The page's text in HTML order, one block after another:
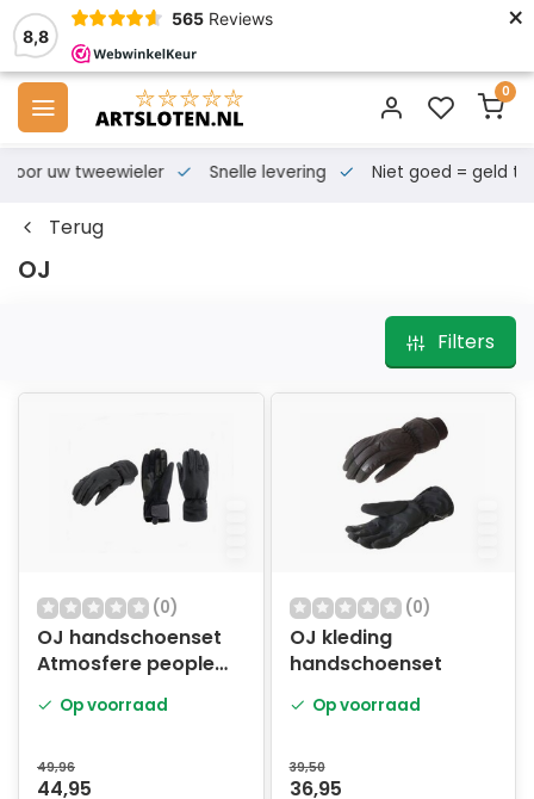
8,8
565 Reviews ×
0
voor uw tweewieler Snelle levering Niet goed = geld
Terug
OJ
Filters
(0)
OJ handschoenset
Atmosfere people
Op voorraad
49,96
44,95
(0)
OJ kleding
handschoenset
Op voorraad
39,50
36,95